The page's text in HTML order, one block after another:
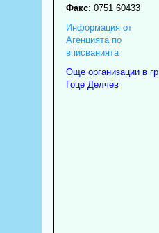
Факс: 0751 60433
Информация от
Агенцията по
вписванията
Още организации в гр.
Гоце Делчев